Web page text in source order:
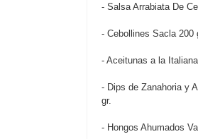
- Salsa Arrabiata De
- Cebollines Sacla 200
- Aceitunas a la
- Dips de Zanahoria y
gr.
- Hongos Ahumados